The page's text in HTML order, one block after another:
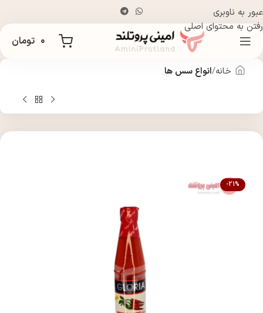
عبور به ناوبری
رفتن به محتوای اصلی
۰ تومان
خانه انواع سس ها
-21%